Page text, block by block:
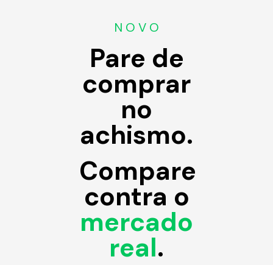
N O V O
Pare de
comprar
no
achismo.
Compare
contra o
mercado
real.